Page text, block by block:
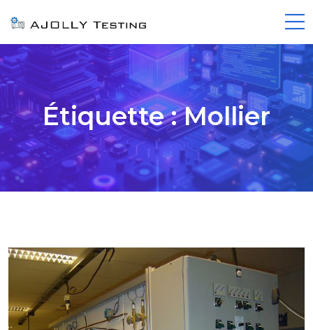
Étiquette :Mollier